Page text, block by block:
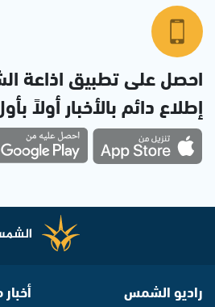
احصل على تطبيق اذاعة
إطلاع دائم بالأخبار أولاً
راديو الشمس